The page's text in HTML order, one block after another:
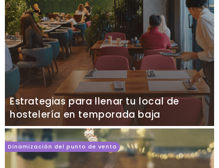
Estrategias para llenar tu local de
hostelería en temporada baja
Dinamización del punto de venta